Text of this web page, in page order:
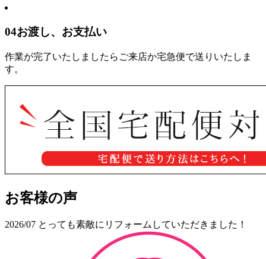
04お渡し、お支払い
作業が完了いたしましたらご来店か宅急便で送りいたしま
す。
お客様の声
2026/07 とっても素敵にリフォームしていただきました！